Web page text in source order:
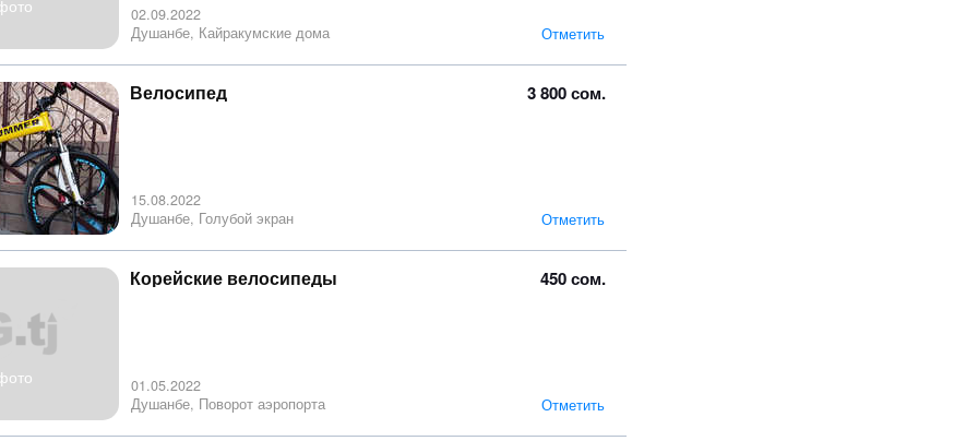
02.09.2022
Душанбе, Кайракумские дома
Отметить
3 800 сом.
Велосипед
15.08.2022
Душанбе, Голубой экран
Отметить
450 сом.
Корейские велосипеды
01.05.2022
Душанбе, Поворот аэропорта
Отметить